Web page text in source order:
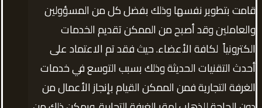
قامت بتطوير نفسها وذلك بفضل كل من المسؤولين
والعاملين وقد أصبح من الممكن تقديم الخدمات
الكترونياً لكافة الأعضاء. حيث فقد تم الاعتماد على
أحدث التقنيات الحديثة وذلك بسبب التوسع في خدمات
الغرفة التجارية فمن الممكن القيام بإنجاز الأعمال من